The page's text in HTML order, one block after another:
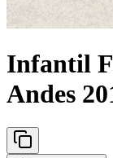
Infantil
Andes